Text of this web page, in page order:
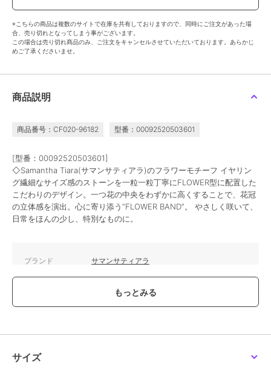
※こちらの商品は複数のサイトで在庫を共有しておりますので、同時にご注文があった場
合、売り切れとなってしまう事がございます。
この場合は売り切れ商品のみ、ご注文をキャンセルさせていただいております。あらかじ
めご了承くださいませ。
商品説明
商品番号：CF020-96182 型番：00092520503601
[型番：00092520503601]
◇Samantha Tiara(サマンサティアラ)のフラワーモチーフ イヤリン
グ繊細なサイズ感のストーンを一粒一粒丁寧にFLOWER型に配置した
こだわりのデザイン。一つ花の中央をわずかに高くすることで、花冠
の立体感を演出。心に寄り添う“FLOWER BAND”。 やさしく咲いて、
日常をほんの少し、特別なものに。
ブランド サマンサティアラ
ショップ サマンサティアラ
アクセサリー・ヘアアクセサリー
／イヤリング・イヤーカフ
サイズ